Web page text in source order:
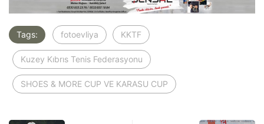
Tags: fotoevliya KKTF
Kuzey Kıbrıs Tenis Federasyonu
SHOES & MORE CUP VE KARASU CUP